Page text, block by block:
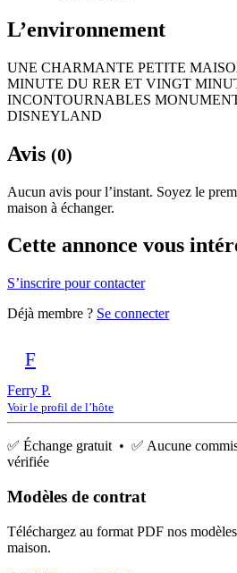
L’environnement
UNE CHARMANTE PETITE
MINUTE DU RER ET VINGT
INCONTOURNABLES
DISNEYLAND
Avis (0)
Aucun avis pour l’instant. Soyez le
maison à échanger.
Cette annonce vous
S’inscrire pour contacter
Déjà membre ? Se connecter
F
Ferry P.
Voir le profil de l’hôte
✅ Échange gratuit • ✅ Aucune
vérifiée
Modèles de contrat
Téléchargez au format PDF nos
maison.